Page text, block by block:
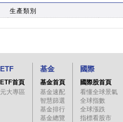
生產類別
ETF
ETF首頁
元大專區
基金
基金首頁
基金速配
智慧篩選
基金排行
基金總覽
國際
國際股首頁
看懂全球景氣
全球指數
全球漲跌
指標看股市